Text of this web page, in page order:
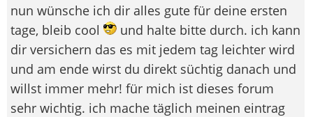
nun wünsche ich dir alles gute für deine ersten
tage, bleib cool
und halte bitte durch. ich kann
dir versichern das es mit jedem tag leichter wird
und am ende wirst du direkt süchtig danach und
willst immer mehr! für mich ist dieses forum
sehr wichtig. ich mache täglich meinen eintrag